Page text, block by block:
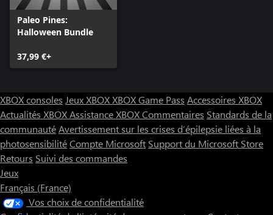
Paleo Pines:
Halloween Bundle
37,99 €+
XBOX consoles Jeux XBOXXBOX Game Pass Accessoires XBOX
Actualités XBOXAssistance XBOXCommentaires Standards de la
communautéAvertissement sur les crises d’épilepsie liées à la
photosensibilitéCompte Microsoft Support du Microsoft Store
Retours Suivi des commandes
Jeux
Français (France)
Vos choix de confidentialité